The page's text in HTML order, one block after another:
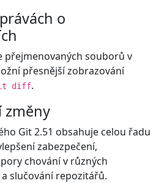
o
přejmenovaných souborů v
přesnější zobrazování
diff.
změny
Git 2.51 obsahuje celou řadu
zabezpečení,
chování v různých
slučování repozitářů.